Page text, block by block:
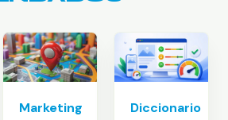
Marketing
Diccionario